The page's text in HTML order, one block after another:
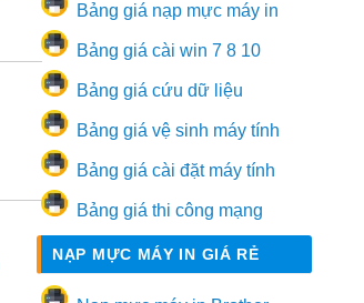
Bảng giá nạp mực máy in
Bảng giá cài win 7 8 10
Bảng giá cứu dữ liệu
Bảng giá vệ sinh máy tính
Bảng giá cài đặt máy tính
Bảng giá thi công mạng
NẠP MỰC MÁY IN GIÁ RẺ